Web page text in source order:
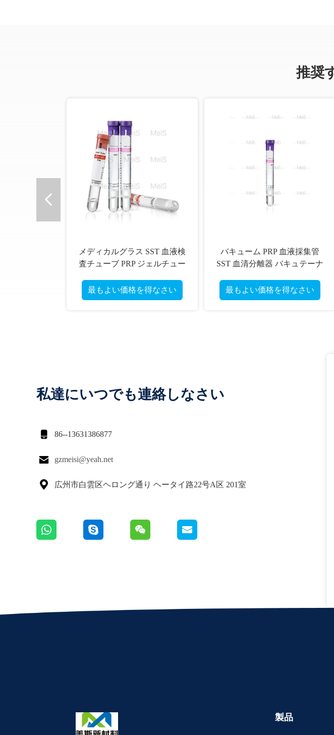
推奨
メディカルグラス SST 血液検
査チューブ PRP ジェルチュー
最もよい価格を得なさい
バキューム PRP 血液採集管
SST 血清分離器 バキュテーナ
最もよい価格を得なさい
私達にいつでも連絡しなさい
 86--13631386877
 gzmeisi@yeah.net
 広州市白雲区ヘロング通り ヘータイ路22号A区 201室
製品